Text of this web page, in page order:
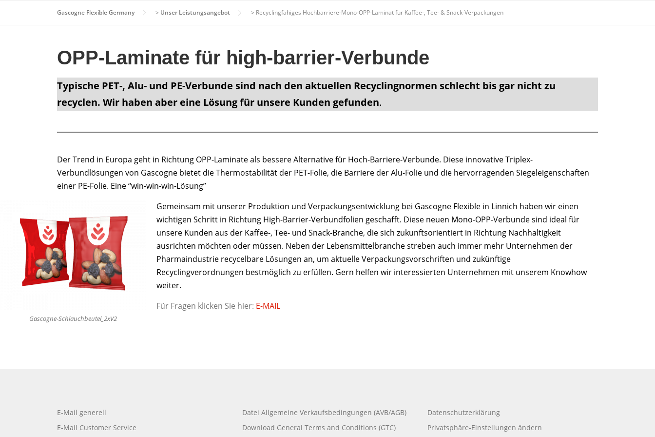
Gascogne Flexible Germany > Unser Leistungsangebot > Recyclingfähiges Hochbarriere-Mono-OPP-Laminat für Kaffee-, Tee- & Snack-Verpackungen
OPP-Laminate für high-barrier-Verbunde
Typische PET-, Alu- und PE-Verbunde sind nach den aktuellen Recyclingnormen schlecht bis gar nicht zu
recyclen. Wir haben aber eine Lösung für unsere Kunden gefunden.
Der Trend in Europa geht in Richtung OPP-Laminate als bessere Alternative für Hoch-Barriere-Verbunde. Diese innovative Triplex-
Verbundlösungen von Gascogne bietet die Thermostabilität der PET-Folie, die Barriere der Alu-Folie und die hervorragenden Siegeleigenschaften
einer PE-Folie. Eine “win-win-win-Lösung”
Gascogne-Schlauchbeutel_2xV2
Gemeinsam mit unserer Produktion und Verpackungsentwicklung bei Gascogne Flexible in Linnich haben wir einen
wichtigen Schritt in Richtung High-Barrier-Verbundfolien geschafft. Diese neuen Mono-OPP-Verbunde sind ideal für
unsere Kunden aus der Kaffee-, Tee- und Snack-Branche, die sich zukunftsorientiert in Richtung Nachhaltigkeit
ausrichten möchten oder müssen. Neben der Lebensmittelbranche streben auch immer mehr Unternehmen der
Pharmaindustrie recycelbare Lösungen an, um aktuelle Verpackungsvorschriften und zukünftige
Recyclingverordnungen bestmöglich zu erfüllen. Gern helfen wir interessierten Unternehmen mit unserem Knowhow
weiter.
Für Fragen klicken Sie hier: E-MAIL
E-Mail generell
E-Mail Customer Service
Datei Allgemeine Verkaufsbedingungen (AVB/AGB)
Download General Terms and Conditions (GTC)
Datenschutzerklärung
Privatsphäre-Einstellungen ändern